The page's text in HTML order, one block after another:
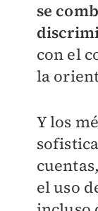
se
con el
la
Y los
el uso